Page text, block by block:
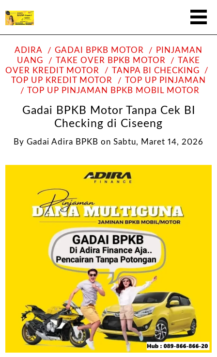
ADIRA GADAI BPKB MOTOR
PINJAMAN
UANG
TAKE OVER BPKB MOTOR
TAKE
OVER KREDIT MOTOR
TANPA BI CHECKING
TOP UP KREDIT MOTOR
TOP UP PINJAMAN
TOP UP PINJAMAN BPKB MOBIL MOTOR
Gadai BPKB Motor Tanpa Cek BI
Checking di Ciseeng
By Gadai Adira BPKB on Sabtu, Maret 14, 2026